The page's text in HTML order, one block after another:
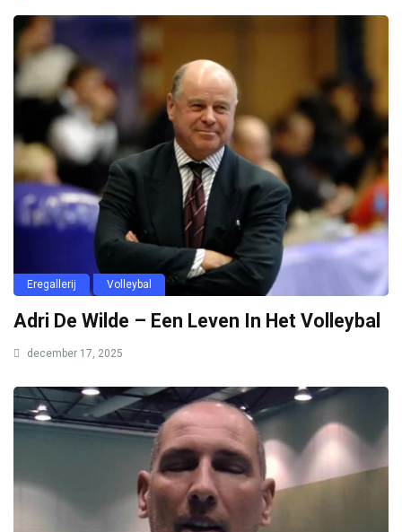
Eregallerij Volleybal
Adri De Wilde – Een Leven In Het Volleybal
december 17, 2025